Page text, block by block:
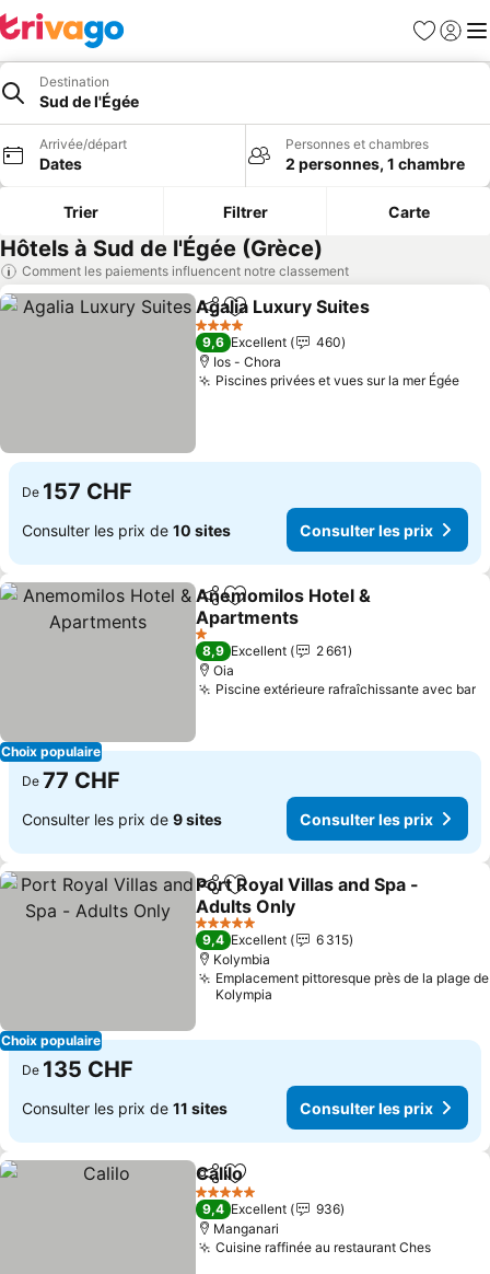
Favoris
Se
Destination
Sud de l'Égée
Arrivée/départ
Dates
Personnes et chambres
2 personnes, 1 chambre
Trier Filtrer Carte
Hôtels à Sud de l'Égée (Grèce)
Comment les paiements influencent notre classement
PartagerAjouter à mes favoris
Agalia Luxury Suites
4 Étoiles
9,6 Excellent
460
Ios - Chora
Piscines privées et vues sur la mer Égée
De 157 CHF
Consulter les prix de 10 sites Consulter les prix
Choix populaire
PartagerAjouter à mes favoris
Anemomilos Hotel &
Apartments
Consulter les prix
1 Étoiles
8,9 Excellent
2 661
Oia
Piscine extérieure rafraîchissante avec bar
De 77 CHF
Consulter les prix de 9 sites Consulter les prix
Choix populaire
PartagerAjouter à mes favoris
Port Royal Villas and Spa -
Adults Only
Consulter les prix
5 Étoiles
9,4 Excellent
6 315
Kolymbia
Emplacement pittoresque près de la plage de
Kolympia
De 135 CHF
Consulter les prix de 11 sites Consulter les prix
PartagerAjouter à mes favoris
Calilo
5 Étoiles
9,4 Excellent
936
Manganari
Cuisine raffinée au restaurant Ches